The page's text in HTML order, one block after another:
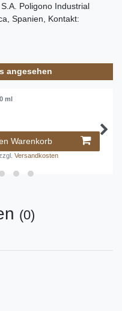
Poligono Industrial
Spanien , Kontakt:
angesehen
ml
Warenkorb
Versandkosten
(0)